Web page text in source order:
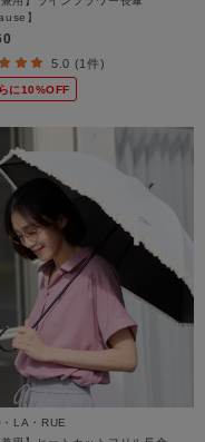
】
5.0 (1件)
に10%OFF
LA・RUE